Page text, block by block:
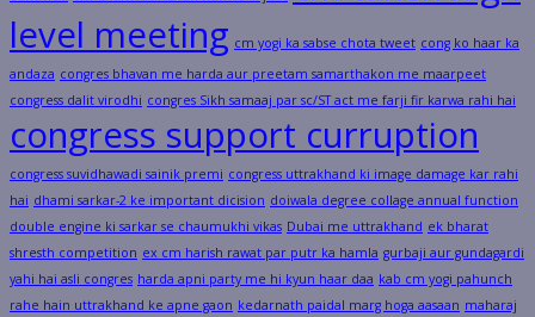
level meeting cm yogi ka sabse chota tweet cong ko haar ka
andaza congres bhavan me harda aur preetam samarthakon me maarpeet
congress dalit virodhi congres Sikh samaaj par sc/ST act me farji fir karwa rahi hai
congress support curruption
congress suvidhawadi sainik premi congress uttrakhand ki image damage kar rahi
hai dhami sarkar-2 ke important dicision doiwala degree collage annual function
double engine ki sarkar se chaumukhi vikas Dubai me uttrakhand ek bharat
shresth competition ex cm harish rawat par putr ka hamla gurbaji aur gundagardi
yahi hai asli congres harda apni party me hi kyun haar daa kab cm yogi pahunch
rahe hain uttrakhand ke apne gaon kedarnath paidal marg hoga aasaan maharaj